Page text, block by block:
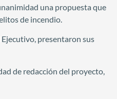
una propuesta que
de incendio.
presentaron sus
de redacción del proyecto,